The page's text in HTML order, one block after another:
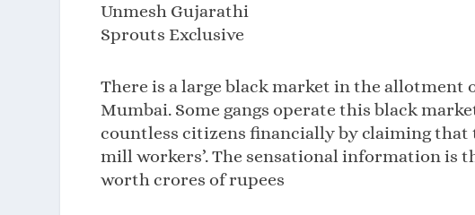
Unmesh Gujarathi
Sprouts Exclusive
There is a large black market in the
Mumbai. Some gangs operate this black
countless citizens financially by claiming
mill workers’. The sensational information is
worth crores of rupees